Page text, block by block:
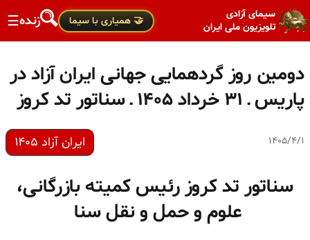
سیمای آزادی
تلویزیون ملی ایران
🤝 همیاری با سیما زنده☰
دومین روز گردهمایی جهانی ایران آزاد در
پاریس ـ ۳۱ خرداد ۱۴۰۵ ـ سناتور تد کروز
۱۴۰۵/۴/۱ ایران آزاد ۱۴۰۵
سناتور تد کروز رئیس کمیته بازرگانی،
علوم و حمل و نقل سنا